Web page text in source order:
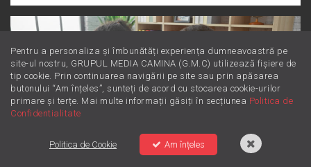
Pentru a personaliza și îmbunătăți experiența dumneavoastră pe
site-ul nostru, GRUPUL MEDIA CAMINA (G.M.C) utilizează fișiere de
tip cookie. Prin continuarea navigării pe site sau prin apăsarea
butonului “Am înțeles”, sunteți de acord cu stocarea cookie-urilor
primare și terțe. Mai multe informații găsiți în secțiunea Politica de
Confidentialitate
Politica de Cookie Am înțeles